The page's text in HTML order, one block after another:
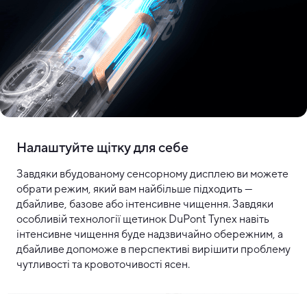
Налаштуйте щітку для себе
Завдяки вбудованому сенсорному дисплею ви можете
обрати режим, який вам найбільше підходить —
дбайливе, базове або інтенсивне чищення. Завдяки
особливій технології щетинок DuPont Tynex навіть
інтенсивне чищення буде надзвичайно обережним, а
дбайливе допоможе в перспективі вирішити проблему
чутливості та кровоточивості ясен.